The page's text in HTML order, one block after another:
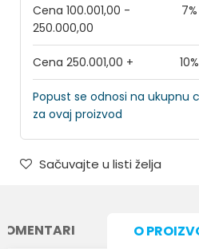
Cena 100.001,00 -
250.000,00
7%
Cena 250.001,00 + 10%
Popust se odnosi na ukupnu
za ovaj proizvod
Sačuvajte u listi želja
O